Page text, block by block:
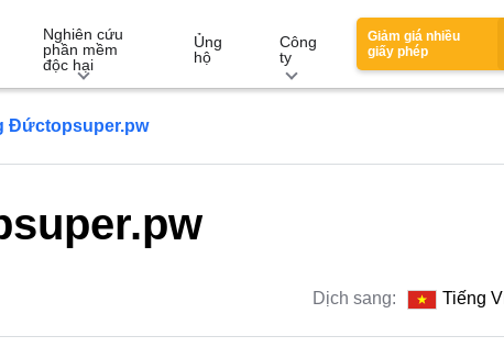
Nghiên cứu
phần mềm
độc hại
Ủng
hộ
Công
ty
Giảm giá nhiều
giấy phép
Đứctopsuper.pw
Dịch sang: Tiếng